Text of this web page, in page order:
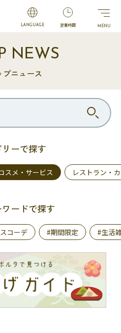
LANGUAGE 営業時間
NEWS
プニュース
ーで探す
スメ・サービス レストラン・
ードで探す
コーデ #期間限定 #生活